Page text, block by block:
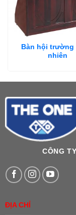
Bàn hội trường
nhiên
CÔNG
ĐỊA CHỈ